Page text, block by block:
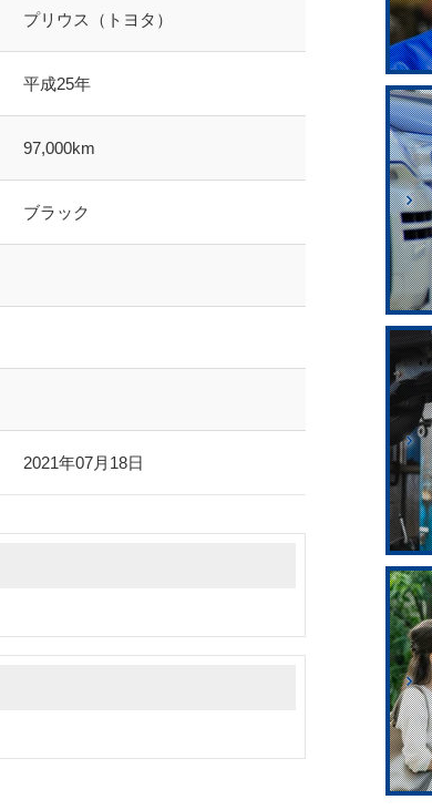
プリウス（トヨタ）
平成25年
97,000km
ブラック
2021年07月18日